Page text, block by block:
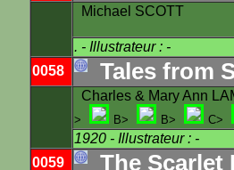
Michael SCOTT
. - Illustrateur : -
0058
Tales from
Charles & Mary Ann
> B> B> C>
1920 - Illustrateur : -
0059
The Scarlet